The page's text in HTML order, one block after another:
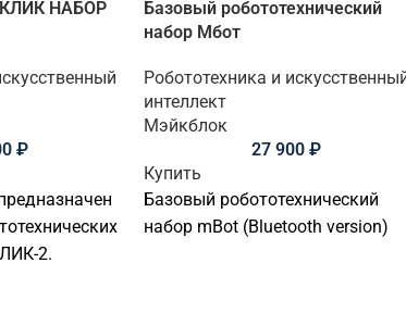
КЛИК НАБОР
₽
2.
Базовый робототехнический
набор Мбот
Робототехника и
интеллект
Мэйкблок
27 900 ₽
Купить
Базовый робототехнический
набор mBot (Bluetooth version)